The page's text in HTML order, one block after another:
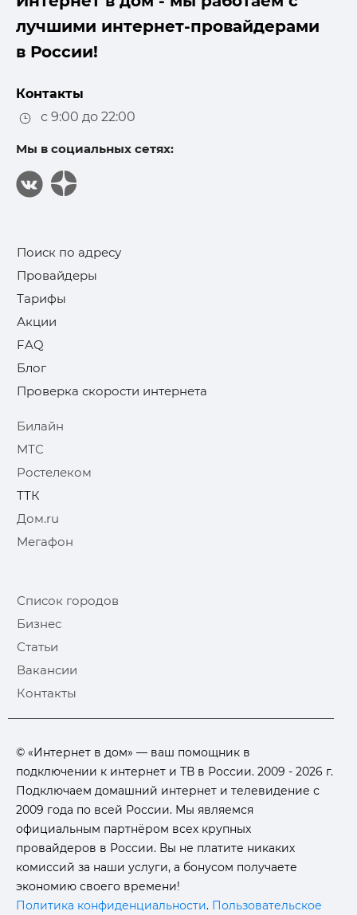
лучшими интернет-провайдерами
в России!
Контакты
с 9:00 до 22:00
Мы в социальных сетях:
Поиск по адресу
Провайдеры
Тарифы
Акции
FAQ
Блог
Проверка скорости интернета
Билайн
МТС
Ростелеком
ТТК
Дом.ru
Мегафон
Список городов
Бизнес
Статьи
Вакансии
Контакты
© «Интернет в дом» — ваш помощник в
подключении к интернет и ТВ в России. 2009 - 2026 г.
Подключаем домашний интернет и телевидение с
2009 года по всей России. Мы являемся
официальным партнёром всех крупных
провайдеров в России. Вы не платите никаких
комиссий за наши услуги, а бонусом получаете
экономию своего времени!
Политика конфиденциальности. Пользовательское